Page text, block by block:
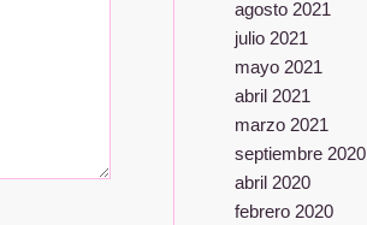
agosto 2021
julio 2021
mayo 2021
abril 2021
marzo 2021
septiembre 2020
abril 2020
febrero 2020